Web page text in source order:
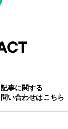
記事に関する
問い合わせはこちら